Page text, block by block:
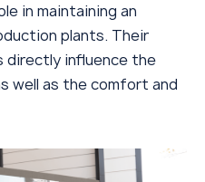
in maintaining an
plants. Their
directly influence the
well as the comfort and